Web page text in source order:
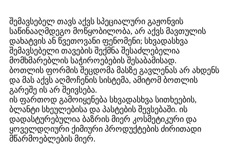
შემავსებელ თავს აქვს სპეციალური გაჟონვის
საწინააღმდეგო მოწყობილობა, არ აქვს მავთულის
დახატვის ან წვეთოვანი ფენომენი; სხვადასხვა
შემავსებელი თავების შექმნა შესაძლებელია
მომხმარებლის საჭიროებების შესაბამისად.
ბოთლის ფორმის შეცდომა მასზე გავლენას არ ახდენს
და მას აქვს აღმოჩენის სისტემა, ამიტომ ბოთლის
გარეშე ის არ შეივსება.
ის ფართოდ გამოიყენება სხვადასხვა სითხეების,
ბლანტი სხეულებისა და პასტების შევსებაში. ის
დადასტურებულია ბაზრის მიერ კოსმეტიკური და
ყოველდღიური ქიმიური პროდუქტების ძირითადი
მწარმოებლების მიერ.